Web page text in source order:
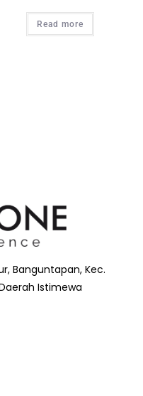
Read more
Banguntapan, Kec.
Istimewa